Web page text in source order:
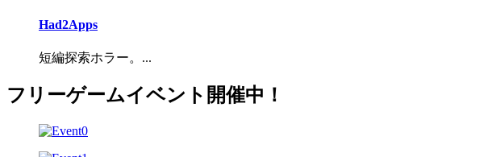
Had2Apps
短編探索ホラー。...
フリーゲームイベント開催中！